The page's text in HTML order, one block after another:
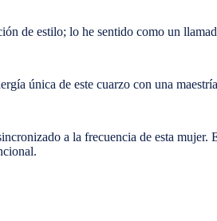
de estilo; lo he sentido como un
única de este cuarzo con una
a la frecuencia de esta